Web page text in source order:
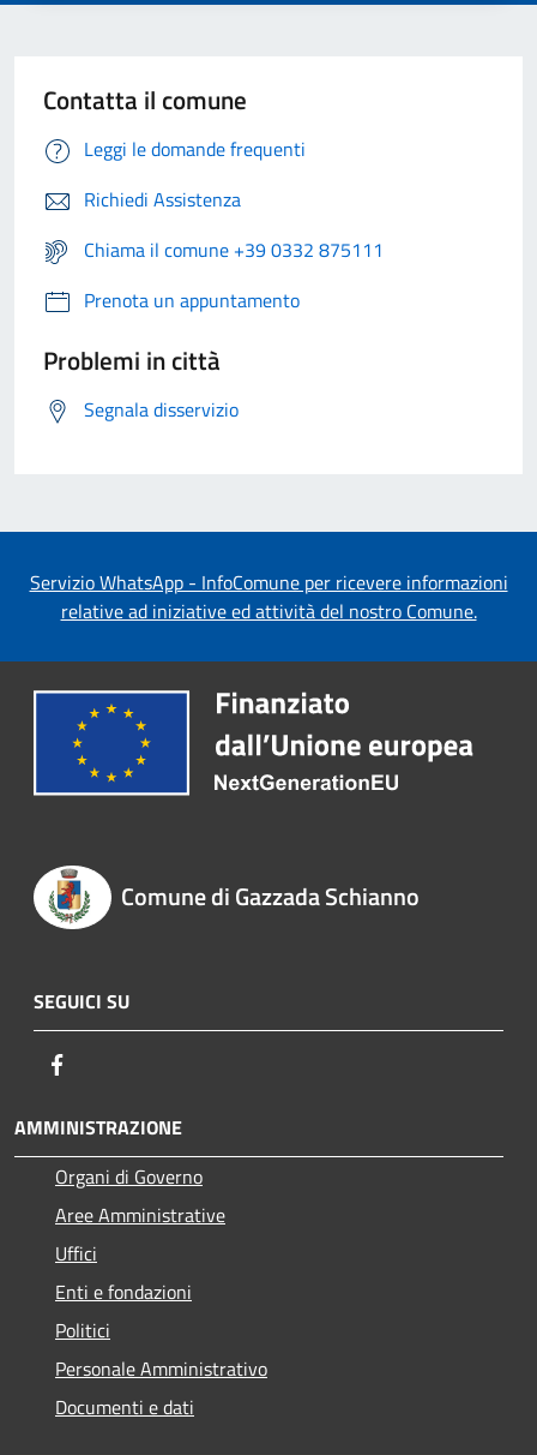
Contatta il comune
Leggi le domande frequenti
Richiedi Assistenza
Chiama il comune +39 0332 875111
Prenota un appuntamento
Problemi in città
Segnala disservizio
Servizio WhatsApp - InfoComune per ricevere informazioni
relative ad iniziative ed attività del nostro Comune.
Comune di Gazzada Schianno
SEGUICI SU
AMMINISTRAZIONE
Organi di Governo
Aree Amministrative
Uffici
Enti e fondazioni
Politici
Personale Amministrativo
Documenti e dati